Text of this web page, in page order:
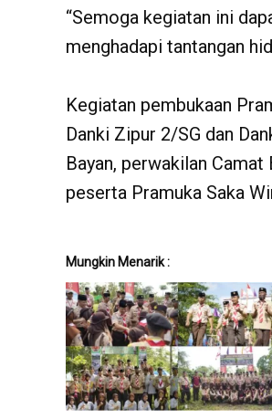
“Semoga kegiatan ini
menghadapi tantangan
Kegiatan pembukaan
Danki Zipur 2/SG dan
Bayan, perwakilan Camat
peserta Pramuka Saka
Mungkin Menarik :